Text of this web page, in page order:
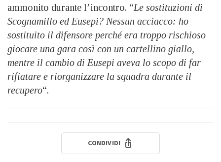
ammonito durante l’incontro. “Le sostituzioni di
Scognamillo ed Eusepi? Nessun acciacco: ho
sostituito il difensore perché era troppo rischioso
giocare una gara così con un cartellino giallo,
mentre il cambio di Eusepi aveva lo scopo di far
rifiatare e riorganizzare la squadra durante il
recupero“.
CONDIVIDI